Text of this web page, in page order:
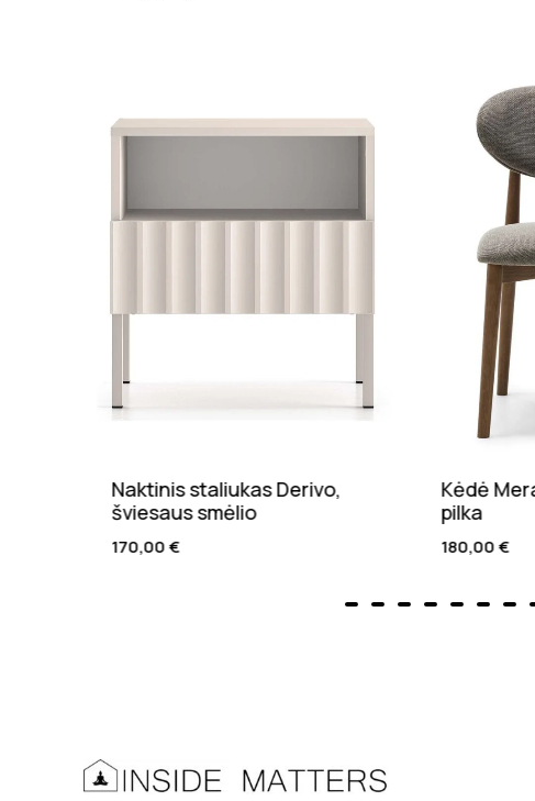
Naktinis staliukas Derivo,
šviesaus smėlio
170,00€
Kėdė
pilka
180,00€